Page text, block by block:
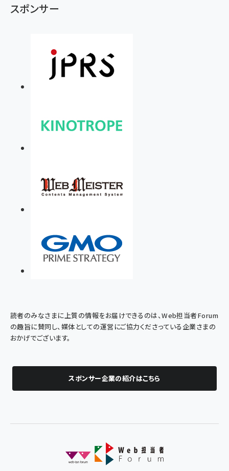
スポンサー
読者のみなさまに上質の情報をお届けできるのは、Web担当者Forum
の趣旨に賛同し、媒体としての運営にご協力くださっている企業さまの
おかげでございます。
スポンサー企業の紹介はこちら